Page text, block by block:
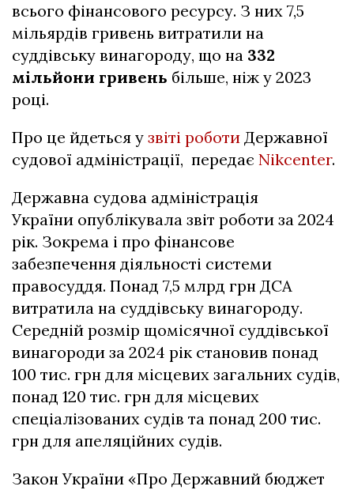
всього фінансового ресурсу. З них 7,5
мільярдів гривень витратили на
суддівську винагороду, що на 332
мільйони гривень більше, ніж у 2023
році.
Про це йдеться у звіті роботи Державної
судової адміністрації, передає Nikcenter.
Державна судова адміністрація
України опублікувала звіт роботи за 2024
рік. Зокрема і про фінансове
забезпечення діяльності системи
правосуддя. Понад 7,5 млрд грн ДСА
витратила на суддівську винагороду.
Середній розмір щомісячної суддівської
винагороди за 2024 рік становив понад
100 тис. грн для місцевих загальних судів,
понад 120 тис. грн для місцевих
спеціалізованих судів та понад 200 тис.
грн для апеляційних судів.
Закон України «Про Державний бюджет